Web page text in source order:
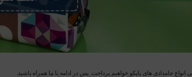
جامدادی های پاپکو خواهیم پرداخت. پس در ادامه با ما همراه باشید.